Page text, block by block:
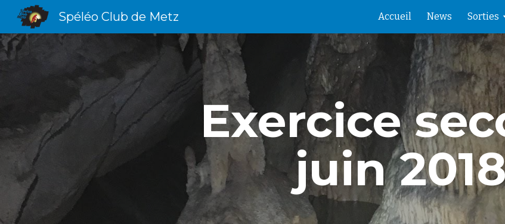
Skip to
Spéléo Club de Metz Accueil News Sorties
Exercice
juin